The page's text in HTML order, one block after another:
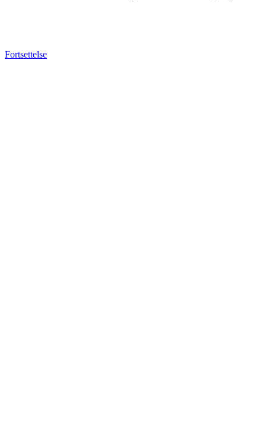
Fortsettelse